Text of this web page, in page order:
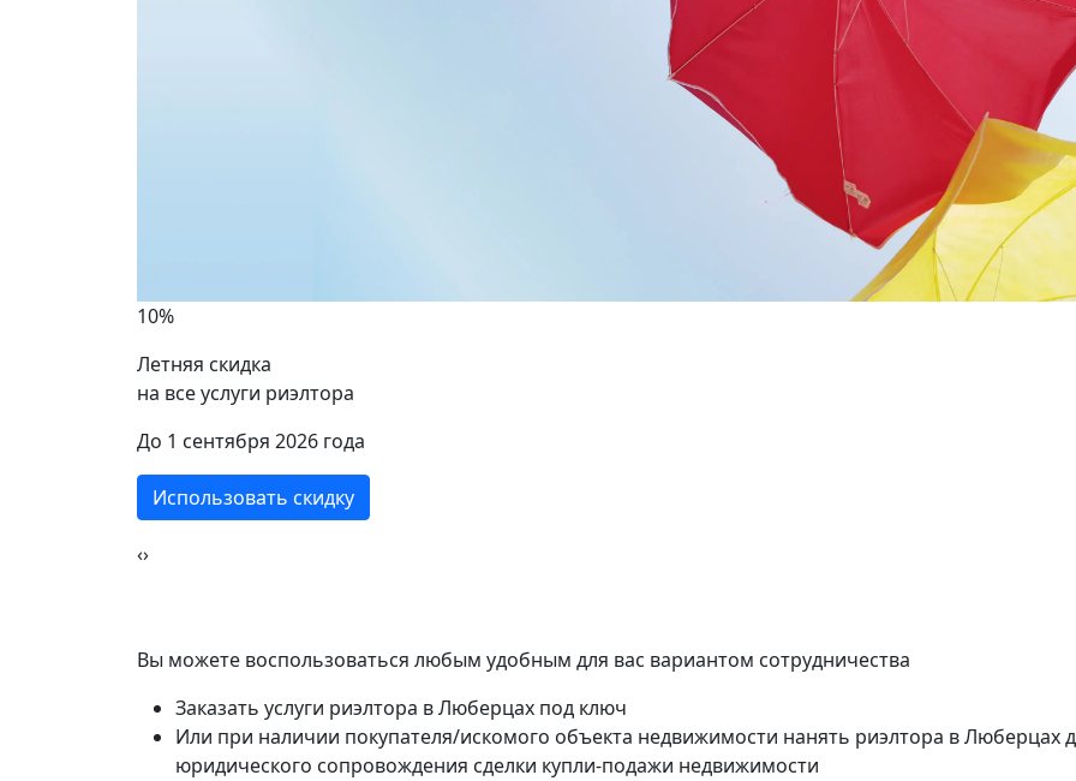
10%
Летняя скидка
на все услуги риэлтора
До 1 сентября 2026 года
Использовать скидку
‹›
Вы можете воспользоваться любым удобным для вас вариантом сотрудничества
Заказать услуги риэлтора в Люберцах под ключ
Или при наличии покупателя/искомого объекта недвижимости нанять риэлтора в Люберцах
юридического сопровождения сделки купли-подажи недвижимости